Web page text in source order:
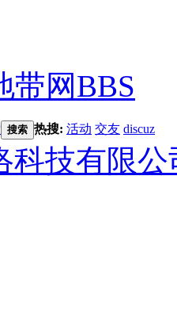
带网BBS
搜索 热搜: 活动 交友 discuz
科技有限公